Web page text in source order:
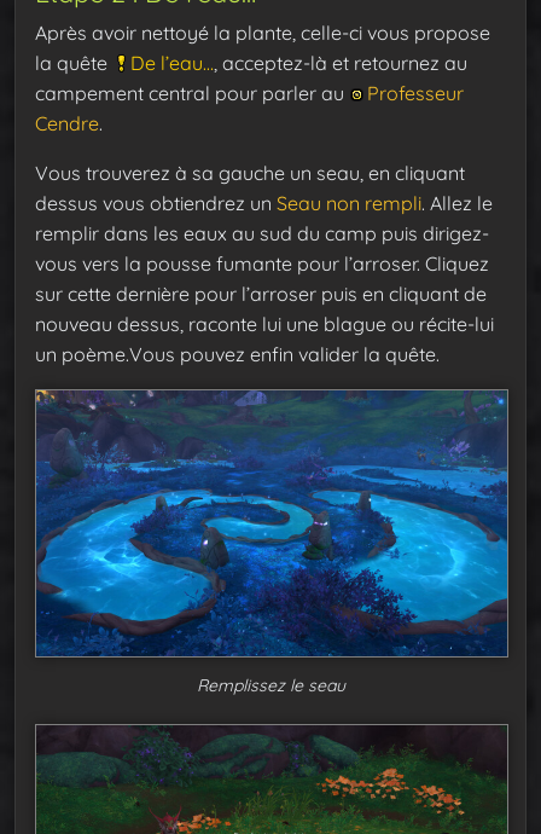
Après avoir nettoyé la plante, celle-ci vous propose
la quête
De l’eau…, acceptez-là et retournez au
campement central pour parler au
Professeur
Cendre.
Vous trouverez à sa gauche un seau, en cliquant
dessus vous obtiendrez un Seau non rempli. Allez le
remplir dans les eaux au sud du camp puis dirigez-
vous vers la pousse fumante pour l’arroser. Cliquez
sur cette dernière pour l’arroser puis en cliquant de
nouveau dessus, raconte lui une blague ou récite-lui
un poème.Vous pouvez enfin valider la quête.
Remplissez le seau